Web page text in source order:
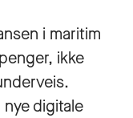
i maritim
ikke
digitale